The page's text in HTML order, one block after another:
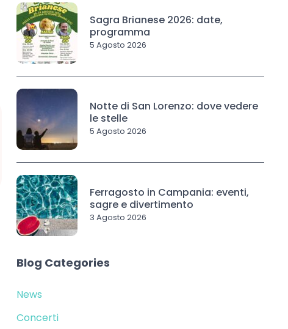
Sagra Brianese 2026: date,
programma
5 Agosto 2026
Notte di San Lorenzo: dove vedere
le stelle
5 Agosto 2026
Ferragosto in Campania: eventi,
sagre e divertimento
3 Agosto 2026
Blog Categories
News
Concerti